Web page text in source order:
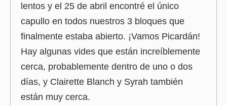
lentos y el 25 de abril encontré el único
capullo en todos nuestros 3 bloques que
finalmente estaba abierto. ¡Vamos Picardán!
Hay algunas vides que están increíblemente
cerca, probablemente dentro de uno o dos
días, y Clairette Blanch y Syrah también
están muy cerca.